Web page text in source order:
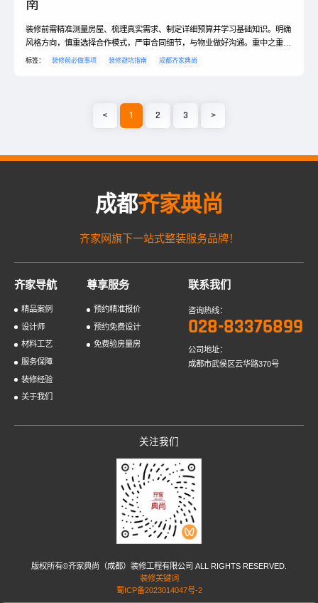
南
装修前需精准测量房屋、梳理真实需求、制定详细预算并学习基础知识。明确
风格方向，慎重选择合作模式，严审合同细节，与物业做好沟通。重中之重是
系统规划收纳，并保持灵活应变的心态，方能顺利开启装修之旅。
标签： 装修前必做事项 装修避坑指南 成都齐家典尚
< 1 2 3 >
成都齐家典尚
齐家网旗下一站式整装服务品牌！
齐家导航
精品案例
设计师
材料工艺
服务保障
装修经验
关于我们
尊享服务
预约精准报价
预约免费设计
免费验房量房
联系我们
咨询热线：
028-83376899
公司地址：
成都市武侯区云华路370号
关注我们
版权所有©齐家典尚（成都）装修工程有限公司 ALL RIGHTS RESERVED.
装修关键词
蜀ICP备2023014047号-2